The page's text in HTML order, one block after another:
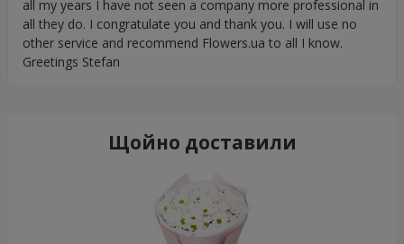
all my years I have not seen a company more professional in
all they do. I congratulate you and thank you. I will use no
other service and recommend Flowers.ua to all I know.
Greetings Stefan
Щойно доставили